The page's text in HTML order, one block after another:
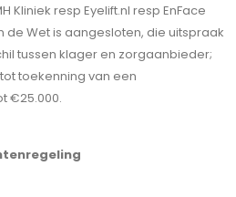
Kliniek resp Eyelift.nl resp EnFace
de Wet is aangesloten, die uitspraak
tussen klager en zorgaanbieder;
toekenning van een
€25.000.